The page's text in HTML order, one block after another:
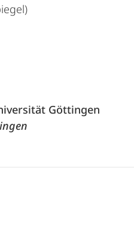
Göttingen